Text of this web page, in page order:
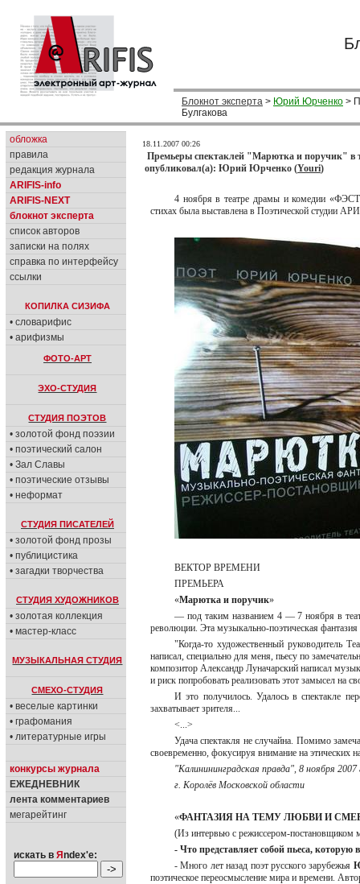
Блокнот эксперта > Юрий Юрченко >
Булгакова
обложка
правила
редакция журнала
ARIFIS-info
ARIFIS-NEXT
блокнот эксперта
список авторов
записки на полях
справка по интерфейсу
ссылки
КОПИЛКА СИЗИФА
• словарифис
• арифизмы
ФОТО-АРТ
ЭХО-СТУДИЯ
СТУДИЯ ПОЭТОВ
• золотой фонд поэзии
• поэтический салон
• Зал Славы
• поэтические отзывы
• неформат
СТУДИЯ ПИСАТЕЛЕЙ
• золотой фонд прозы
• публицистика
• загадки творчества
СТУДИЯ ХУДОЖНИКОВ
• золотая коллекция
• мастер-класс
МУЗЫКАЛЬНАЯ СТУДИЯ
СМЕХО-СТУДИЯ
• веселые картинки
• графомания
• литературные игры
конкурсы журнала
ЕЖЕДНЕВНИК
лента комментариев
мегарейтинг
искать в Я ndex'е:
18.11.2007 00:26
Премьеры спектаклей "Марютка и поручик" в
опубликовал(а): Юрий Юрченко (Youri)
4 ноября в театре драмы и комедии
стихах была выставлена в Поэтической студии
ВЕКТОР ВРЕМЕНИ
ПРЕМЬЕРА
«Марютка и поручик»
— под таким названием 4 — 7 ноября в
революции. Эта музыкально-поэтическая
"Когда-то художественный руководитель
написал, специально для меня, пьесу по
композитор Александр Луначарский написал
и риск попробовать реализовать этот замысел на
И это получилось. Удалось в спектакле
захватывает зрителя...
<...>
Удача спектакля не случайна. Помимо
своевременно, фокусируя внимание на этических
"Калинининградская правда", 8 ноября 2007
г. Королёв Московской области
«ФАНТАЗИЯ НА ТЕМУ ЛЮБВИ И
(Из интервью с режиссером-
- Что представляет собой пьеса, которую
- Много лет назад поэт русского зарубежья
поэтическое переосмысление мира и времени.